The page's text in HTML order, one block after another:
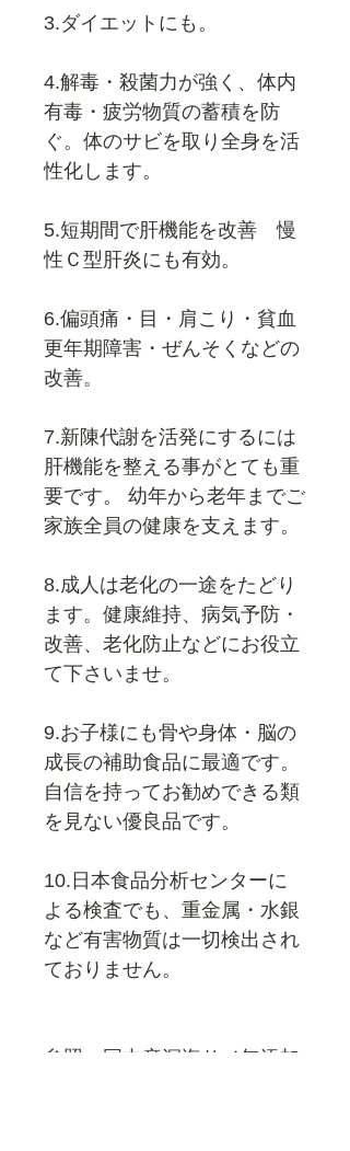
3.ダイエットにも。
4.解毒・殺菌力が強く、体内
有毒・疲労物質の蓄積を防
ぐ。体のサビを取り全身を活
性化します。
5.短期間で肝機能を改善 慢
性Ｃ型肝炎にも有効。
6.偏頭痛・目・肩こり・貧血
更年期障害・ぜんそくなどの
改善。
7.新陳代謝を活発にするには
肝機能を整える事がとても重
要です。 幼年から老年までご
家族全員の健康を支えます。
8.成人は老化の一途をたどり
ます。健康維持、病気予防・
改善、老化防止などにお役立
て下さいませ。
9.お子様にも骨や身体・脳の
成長の補助食品に最適です。
自信を持ってお勧めできる類
を見ない優良品です。
10.日本食品分析センターに
よる検査でも、重金属・水銀
など有害物質は一切検出され
ておりません。
参照：国内産深海サメ無添加